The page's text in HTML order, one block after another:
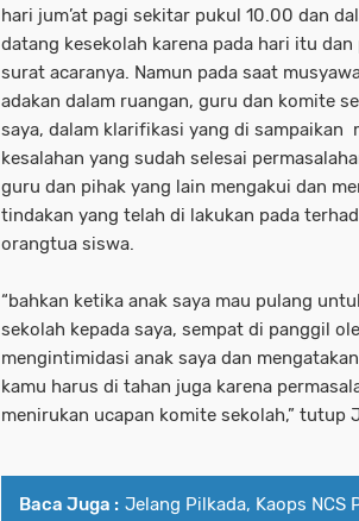
hari jum’at pagi sekitar pukul 10.00 dan
datang kesekolah karena pada hari itu
surat acaranya. Namun pada saat
adakan dalam ruangan, guru dan komite
saya, dalam klarifikasi yang di sampaikan
kesalahan yang sudah selesai
guru dan pihak yang lain mengakui dan
tindakan yang telah di lakukan pada
orangtua siswa.
“bahkan ketika anak saya mau pulang
sekolah kepada saya, sempat di panggil
mengintimidasi anak saya dan
kamu harus di tahan juga karena
menirukan ucapan komite sekolah,” tutup
Baca Juga : Jelang Pilkada, Kaops NCS